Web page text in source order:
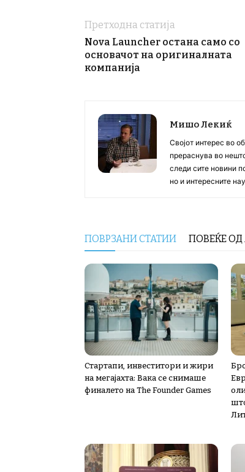
Претходна статија
Nova Launcher остана само со
основачот на оригиналната
компанија
Мишо Лекиќ
Својот интерес во
прераснува во
следи сите новини
но и интересните
ПОВРЗАНИ СТАТИИ ПОВЕЌЕ ОД
Стартапи, инвеститори и жири
на мегајахта: Вака се снимаше
финалето на The Founder Games